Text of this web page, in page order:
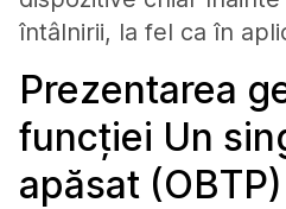
întâlnirii, la fel ca în
Prezentarea
funcției Un
apăsat (OBTP)